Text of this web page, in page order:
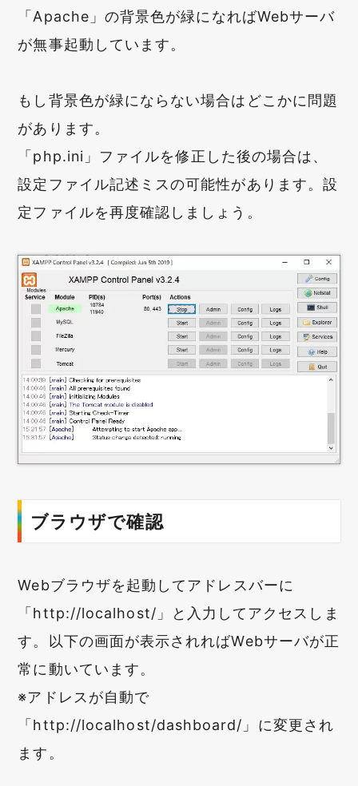
「Apache」の背景色が緑になればWebサーバ
が無事起動しています。
もし背景色が緑にならない場合はどこかに問題
があります。
「php.ini」ファイルを修正した後の場合は、
設定ファイル記述ミスの可能性があります。設
定ファイルを再度確認しましょう。
ブラウザで確認
Webブラウザを起動してアドレスバーに
「http://localhost/」と入力してアクセスしま
す。以下の画面が表示されればWebサーバが正
常に動いています。
※アドレスが自動で
「http://localhost/dashboard/」に変更され
ます。